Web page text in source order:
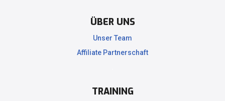
ÜBER UNS
Unser Team
Affiliate Partnerschaft
TRAINING